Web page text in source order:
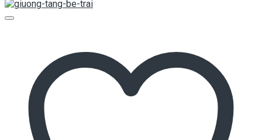
Add to wishlist
Quick View
Giường Tầng
Giường tầng GT006